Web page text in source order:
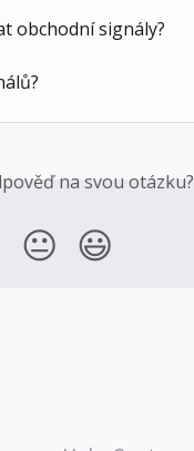
obchodní signály?
na svou otázku?
😐 😃